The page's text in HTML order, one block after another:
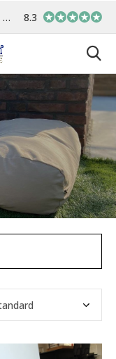
Vor 15:00 Uhr bestellt,
8.3